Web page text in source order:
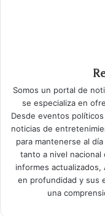
Somos un portal de
se especializa en
Desde eventos
noticias de
para mantenerse al
tanto a nivel
informes actualizados,
en profundidad y sus
una